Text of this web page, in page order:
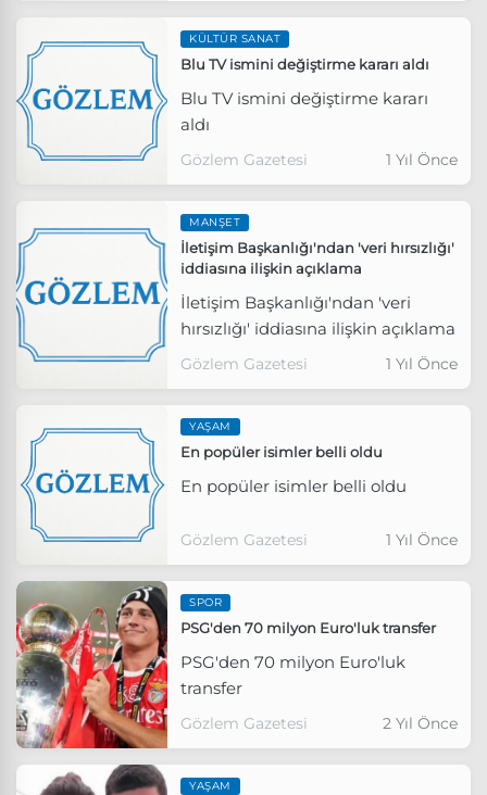
KÜLTÜR SANAT
Blu TV ismini değiştirme kararı aldı
Blu TV ismini değiştirme kararı
aldı
Gözlem Gazetesi 1 Yıl Önce
MANŞET
İletişim Başkanlığı'ndan 'veri hırsızlığı'
iddiasına ilişkin açıklama
İletişim Başkanlığı'ndan 'veri
hırsızlığı' iddiasına ilişkin açıklama
Gözlem Gazetesi 1 Yıl Önce
YAŞAM
En popüler isimler belli oldu
En popüler isimler belli oldu
Gözlem Gazetesi 1 Yıl Önce
SPOR
PSG'den 70 milyon Euro'luk transfer
PSG'den 70 milyon Euro'luk
transfer
Gözlem Gazetesi 2 Yıl Önce
YAŞAM